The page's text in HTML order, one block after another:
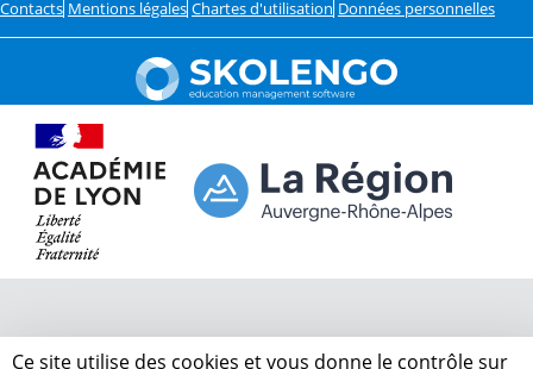
Contacts Mentions légales Chartes d'utilisation Données personnelles
Ce site utilise des cookies et vous donne le contrôle sur